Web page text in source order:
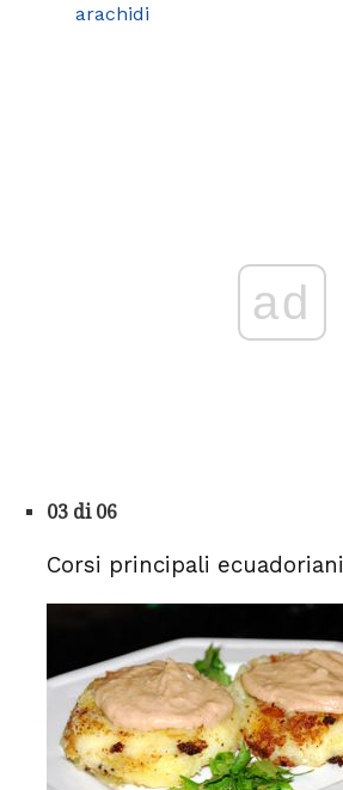
arachidi
ad
03 di 06
Corsi principali ecuadoriani